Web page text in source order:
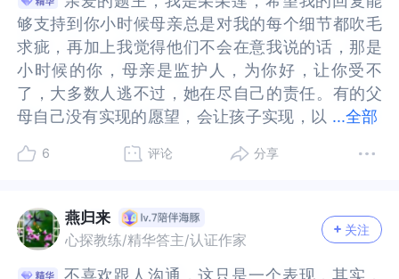
专业咨询师，因为情绪一定要有一个输出，缓解我
们内心的沉重和阻塞。
为情绪一定要有一个输出，缓解我们内心的沉重和
阻塞。
步子是什么标准呢？来源于项目团队需要你所负责
工作呈现的内容。这份内容，同样可以像第1、第2
条内一样，用模板问答或者填空的方式，让你补充
出来。你看，这样，是不是就解决了，你“总是觉得
他可能不需要知道这些”的担心？更重要的，是在这
份探索中，你找到了整个家族的托举而传承给你的
动力。
是什么标准呢？来源于项目团队需要你所负责工作
呈现的内容。这份内容，同样可以像第1、第2条内
一样，用模板问答或者填空的方式，让你补充出
来。你看，这样，是不是就解决了，你“总是觉得他
可能不需要知道这些”的担心？更重要的，是在这份
探索中，你找到了整个家族的托举而传承给你的动
力。
续某某环节。第二，建立最小必要沟通习惯。不必
强迫自己长篇大论的解释，可以从最小化的沟通开
始。比如，出现任务延期，可以告诉相关同事，这
个部分比预期复杂，预计延迟XX点才能完成。这样
可以管理他人的预期，避免误会。第三，可以先从
小的实验开始。选择一件不太重要的工作任务，尝
试比平时多解释一两句，观察对方的反应和你自己
事。第四，充分利用非即时沟通工具。如果你觉得
当面解释令人不适，可以充分利用邮件、信息、共
节。第二，建立最小必要沟通习惯。不必强迫自己
长篇大论的解释，可以从最小化的沟通开始。比
如，出现任务延期，可以告诉相关同事，这个部分
比预期复杂，预计延迟XX点才能完成。这样可以管
理他人的预期，避免误会。第三，可以先从小的实
验开始。选择一件不太重要的工作任务，尝试比平
时多解释一两句，观察对方的反应和你自己的感受
四，充分利用非即时沟通工具。如果你觉得当面解
释令人不适，可以充分利用邮件、信息、共享文
互交流的？这些观察也许会让我们发现一些不一样
的事情，我通过观察父母也看到了一些客观的事
实。父母对子女的方式，其实一部分也是对自己的
方式。我的母亲无论多忙多累。总要打扫卫生，家
里一尘不染代表洁净，背后也有她想要赢回的自尊
和骄傲。我理解她，但是一些事情未必认同，后来
我们即使各自成家，她们也喜欢总指挥。父母越是
想要控制，其实孩子本能的是会希望有自己的空
对问题。也许我还有姐弟，相互还能沟通，就如我
的孩子就一个，她面对我的烦恼也许只能画画，只
的？这些观察也许会让我们发现一些不一样的事
情，我通过观察父母也看到了一些客观的事实。父
母对子女的方式，其实一部分也是对自己的方式。
我的母亲无论多忙多累。总要打扫卫生，家里一尘
不染代表洁净，背后也有她想要赢回的自尊和骄
傲。我理解她，但是一些事情未必认同，后来我们
即使各自成家，她们也喜欢总指挥。父母越是想要
控制，其实孩子本能的是会希望有自己的空间。就
题。也许我还有姐弟，相互还能沟通，就如我的孩
子就一个，她面对我的烦恼也许只能画画，只能找
...全部
够支持到你小时候母亲总是对我的每个细节都吹毛
求疵，再加上我觉得他们不会在意我说的话，那是
小时候的你，母亲是监护人，为你好，让你受不
了，大多数人逃不过，她在尽自己的责任。有的父
母自己没有实现的愿望，会让孩子实现，以
值，希望他人的看见，现代的孩子承受很多来自父
见。抱抱你，母亲对你的吹毛求疵，关注背后是她
内心的担心，负面想法，会让你觉得不够好，植入
你的思想，内心有个不好的自己，如何发表自己的
够支持到你小时候母亲总是对我的每个细节都吹毛
求疵，再加上我觉得他们不会在意我说的话，那是
小时候的你，母亲是监护人，为你好，让你受不
了，大多数人逃不过，她在尽自己的责任。有的父
母自己没有实现的愿望，会让孩子实现，以为改正
望他人的看见，现代的孩子承受很多来自父母对自
你，母亲对你的吹毛求疵，关注背后是她内心的担
心，负面想法，会让你觉得不够好，植入你的思
想，内心有个不好的自己，如何发表自己的言论，
6 评论 分享
燕归来
心探教练/精华答主/认证作家
关注
不喜欢跟人沟通，这只是一个表现，其实，